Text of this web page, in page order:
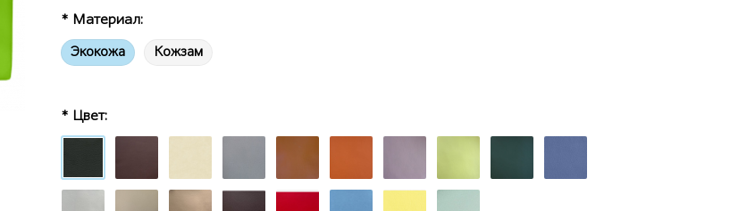
* Материал:
Экокожа Кожзам
* Цвет: